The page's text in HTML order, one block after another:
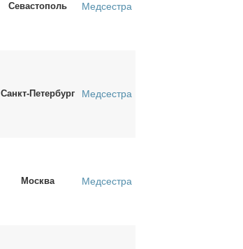
Севастополь Медсестра
Санкт-Петербург Медсестра
Москва Медсестра